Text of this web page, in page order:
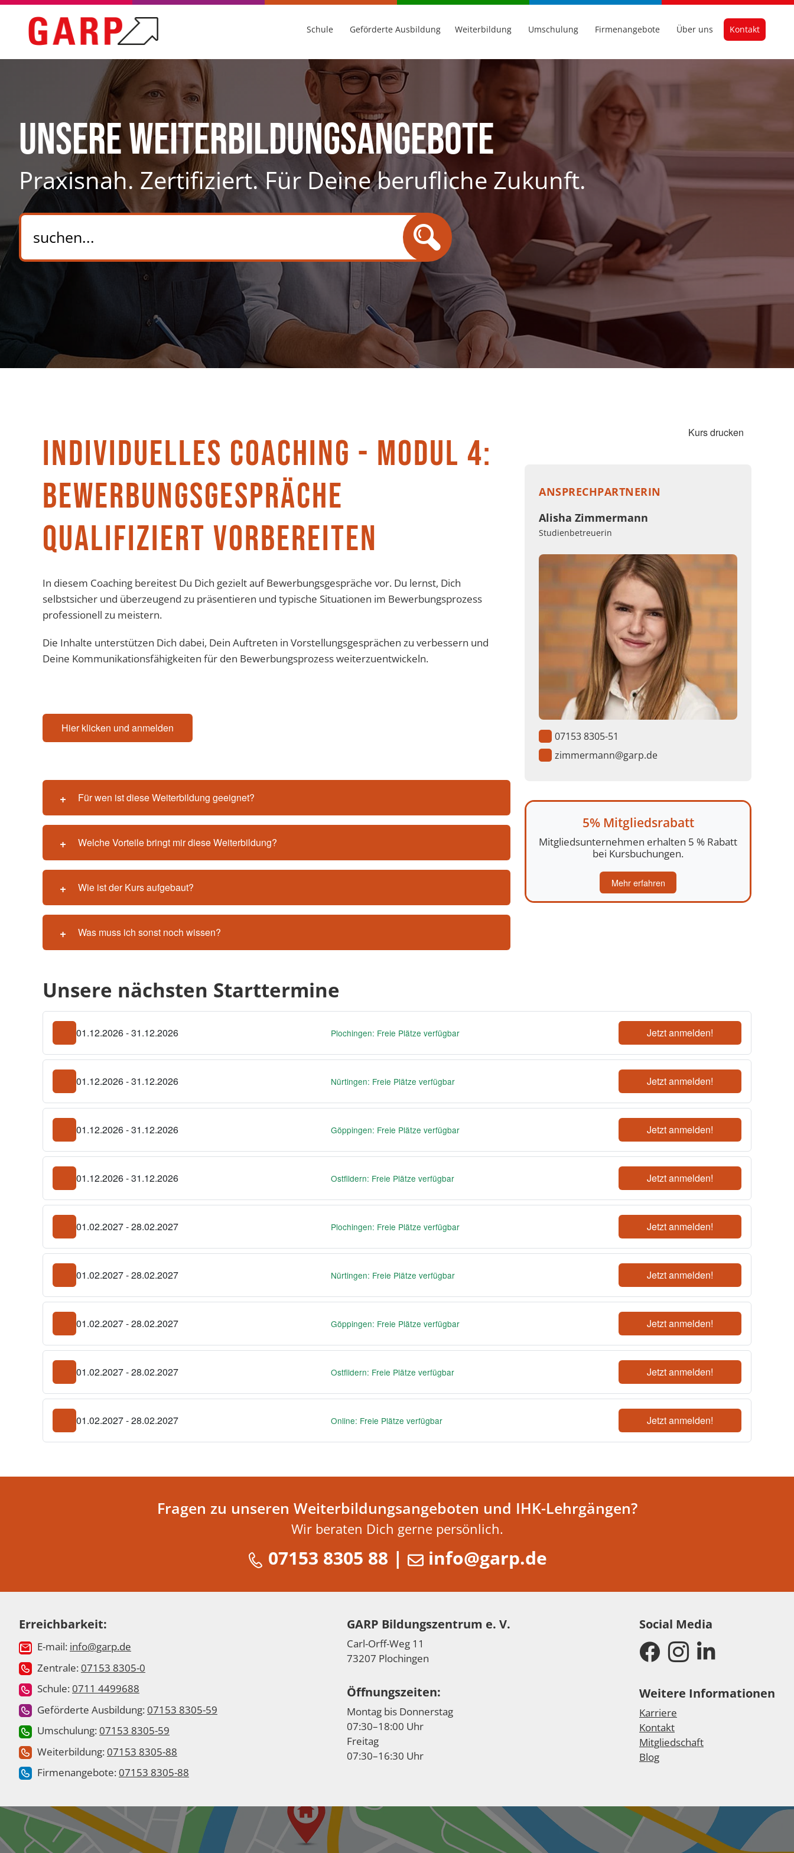
Schule Geförderte Ausbildung Weiterbildung Umschulung Firmenangebote Über uns Kontakt
Unsere Weiterbildungsangebote
Praxisnah. Zertifiziert. Für Deine berufliche Zukunft.
INDIVIDUELLES COACHING - MODUL 4:
BEWERBUNGSGESPRÄCHE
QUALIFIZIERT VORBEREITEN
In diesem Coaching bereitest Du Dich gezielt auf Bewerbungsgespräche vor. Du lernst, Dich
selbstsicher und überzeugend zu präsentieren und typische Situationen im Bewerbungsprozess
professionell zu meistern.
Die Inhalte unterstützen Dich dabei, Dein Auftreten in Vorstellungsgesprächen zu verbessern und
Deine Kommunikationsfähigkeiten für den Bewerbungsprozess weiterzuentwickeln.
Hier klicken und anmelden
Für wen ist diese Weiterbildung geeignet?
Welche Vorteile bringt mir diese Weiterbildung?
Wie ist der Kurs aufgebaut?
Was muss ich sonst noch wissen?
Kurs drucken
ANSPRECHPARTNERIN
Alisha Zimmermann
Studienbetreuerin
07153 8305-51
zimmermann@garp.de
5% Mitgliedsrabatt
Mitgliedsunternehmen erhalten 5 % Rabatt
bei Kursbuchungen.
Mehr erfahren
Unsere nächsten Starttermine
01.12.2026 - 31.12.2026 Plochingen: Freie Plätze verfügbar Jetzt anmelden!
01.12.2026 - 31.12.2026 Nürtingen: Freie Plätze verfügbar Jetzt anmelden!
01.12.2026 - 31.12.2026 Göppingen: Freie Plätze verfügbar Jetzt anmelden!
01.12.2026 - 31.12.2026 Ostfildern: Freie Plätze verfügbar Jetzt anmelden!
01.02.2027 - 28.02.2027 Plochingen: Freie Plätze verfügbar Jetzt anmelden!
01.02.2027 - 28.02.2027 Nürtingen: Freie Plätze verfügbar Jetzt anmelden!
01.02.2027 - 28.02.2027 Göppingen: Freie Plätze verfügbar Jetzt anmelden!
01.02.2027 - 28.02.2027 Ostfildern: Freie Plätze verfügbar Jetzt anmelden!
01.02.2027 - 28.02.2027 Online: Freie Plätze verfügbar Jetzt anmelden!
Fragen zu unseren Weiterbildungsangeboten und IHK-Lehrgängen?
Wir beraten Dich gerne persönlich.
07153 8305 88 | info@garp.de
Erreichbarkeit:
E-mail: info@garp.de
Zentrale: 07153 8305-0
Schule: 0711 4499688
Geförderte Ausbildung: 07153 8305-59
Umschulung: 07153 8305-59
Weiterbildung: 07153 8305-88
Firmenangebote: 07153 8305-88
GARP Bildungszentrum e. V.
Carl-Orff-Weg 11
73207 Plochingen
Öffnungszeiten:
Montag bis Donnerstag
07:30–18:00 Uhr
Freitag
07:30–16:30 Uhr
Social Media
Weitere Informationen
Karriere
Kontakt
Mitgliedschaft
Blog